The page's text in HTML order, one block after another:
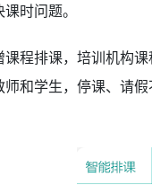
时问题。
课程排课，培训机构
师和学生，停课、请